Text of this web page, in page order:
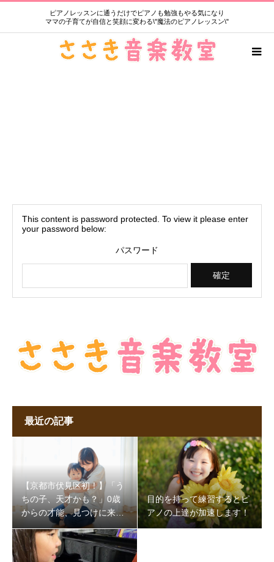
ピアノレッスンに通うだけでピアノも勉強もやる気になり
ママの子育てが自信と笑顔に変わる\"魔法のピアノレッスン\"
This content is password protected. To view it please enter
your password below:
パスワード
最近の記事
【京都市伏見区初！】「う
ちの子、天才かも？」0歳
からの才能、見つけに来ま
せんか？
目的を持って練習するとピ
アノの上達が加速します！